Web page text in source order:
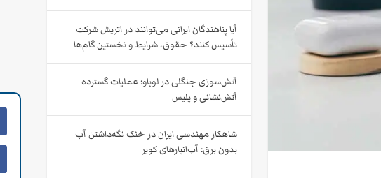
آیا پناهندگان ایرانی می‌توانند در اتریش شرکت
تأسیس کنند؟ حقوق، شرایط و نخستین گام‌ها
آتش‌سوزی جنگلی در لوباو: عملیات گسترده
آتش‌نشانی و پلیس
شاهکار مهندسی ایران در خنک نگه‌داشتن آب
بدون برق: آب‌انبارهای کویر